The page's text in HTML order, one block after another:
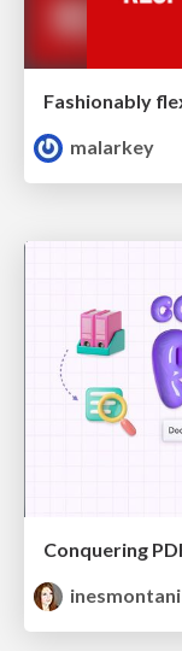
malarkey
inesmontani